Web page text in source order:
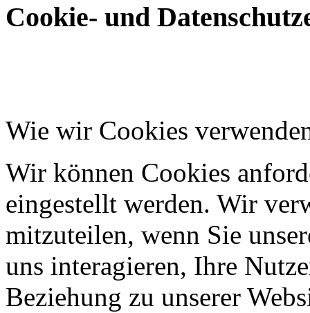
Cookie- und
Wie wir Cookies
Wir können Cookies
eingestellt werden. Wir
mitzuteilen, wenn Sie
uns interagieren, Ihre
Beziehung zu unserer